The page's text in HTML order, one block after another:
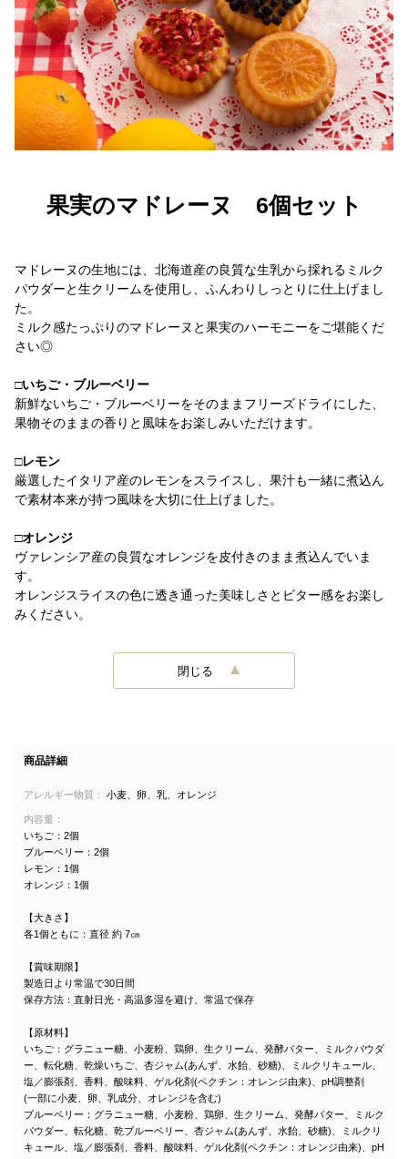
果実のマドレーヌ 6個セット
マドレーヌの生地には、北海道産の良質な生乳から採れるミルク
パウダーと生クリームを使用し、ふんわりしっとりに仕上げまし
た。
ミルク感たっぷりのマドレーヌと果実のハーモニーをご堪能くだ
さい◎
□いちご・ブルーベリー
新鮮ないちご・ブルーベリーをそのままフリーズドライにした、
果物そのままの香りと風味をお楽しみいただけます。
□レモン
厳選したイタリア産のレモンをスライスし、果汁も一緒に煮込ん
で素材本来が持つ風味を大切に仕上げました。
□オレンジ
ヴァレンシア産の良質なオレンジを皮付きのまま煮込んでいま
す。
オレンジスライスの色に透き通った美味しさとビター感をお楽し
みください。
閉じる
商品詳細
アレルギー物質： 小麦、卵、乳、オレンジ
内容量：
いちご：2個
ブルーベリー：2個
レモン：1個
オレンジ：1個
【大きさ】
各1個ともに：直径 約 7㎝
【賞味期限】
製造日より常温で30日間
保存方法：直射日光・高温多湿を避け、常温で保存
【原材料】
いちご：グラニュー糖、小麦粉、鶏卵、生クリーム、発酵バター、ミルクパウダ
ー、転化糖、乾燥いちご、杏ジャム(あんず、水飴、砂糖)、ミルクリキュール、
塩／膨張剤、香料、酸味料、ゲル化剤(ペクチン：オレンジ由来)、pH調整剤
(一部に小麦、卵、乳成分、オレンジを含む)
ブルーベリー：グラニュー糖、小麦粉、鶏卵、生クリーム、発酵バター、ミルク
パウダー、転化糖、乾ブルーベリー、杏ジャム(あんず、水飴、砂糖)、ミルクリ
キュール、塩／膨張剤、香料、酸味料、ゲル化剤(ペクチン：オレンジ由来)、pH